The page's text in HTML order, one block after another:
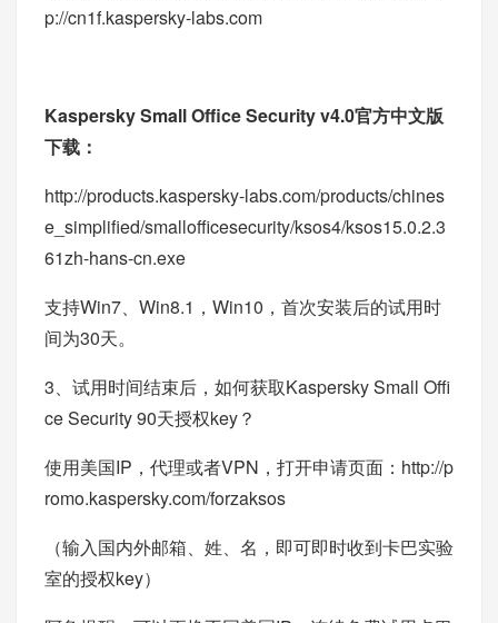
p://cn1f.kaspersky-labs.com
Kaspersky Small Office Security v4.0官方中文版
下载：
http://products.kaspersky-labs.com/products/chines
e_simplified/smallofficesecurity/ksos4/ksos15.0.2.3
61zh-hans-cn.exe
支持Win7、Win8.1，Win10，首次安装后的试用时
间为30天。
3、试用时间结束后，如何获取Kaspersky Small Offi
ce Security 90天授权key？
使用美国IP，代理或者VPN，打开申请页面： http://p
romo.kaspersky.com/forzaksos
（输入国内外邮箱、姓、名，即可即时收到卡巴实验
室的授权key）